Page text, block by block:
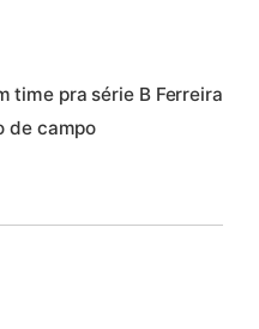
time pra série B Ferreira
de campo